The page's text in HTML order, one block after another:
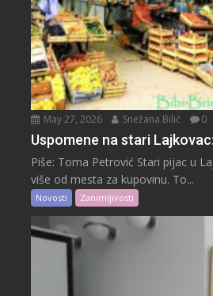
May 27, 2026 Snežana Bilić 0
Uspomene na stari
Piše: Toma Petrović Stari pijac u
više od mesta za kupovinu. To...
Novosti Zanimljivosti